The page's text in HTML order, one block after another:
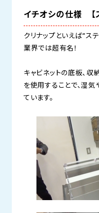
イチオシの仕様 【
クリナップといえば“ス
業界では超有名！
キャビネットの底板、
を使用することで、湿
ています。